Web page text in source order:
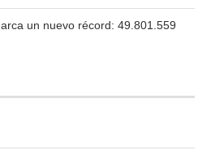
un nuevo récord: 49.801.559